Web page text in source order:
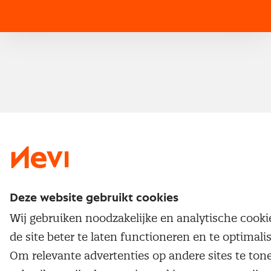
Deze website gebruikt cookies
Wij gebruiken noodzakelijke en analytische
de site beter te laten functioneren en te
Om relevante advertenties op andere sites te